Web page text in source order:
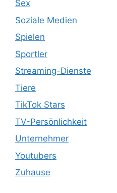
Sex
Soziale Medien
Spielen
Sportler
Streaming-Dienste
Tiere
TikTok Stars
TV-Persönlichkeit
Unternehmer
Youtubers
Zuhause